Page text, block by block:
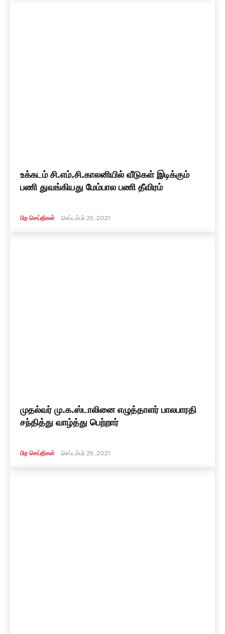
உக்கடம் சி.எம்.சி.காலனியில் வீடுகள் இடிக்கும்
பணி துவங்கியது மேம்பால பணி தீவிரம்
பிற செய்திகள் செப்டம்பர் 29, 2021
முதல்வர் மு.க.ஸ்டாலினை எழுத்தாளர் பாலபாரதி
சந்தித்து வாழ்த்து பெற்றார்
பிற செய்திகள் செப்டம்பர் 29, 2021